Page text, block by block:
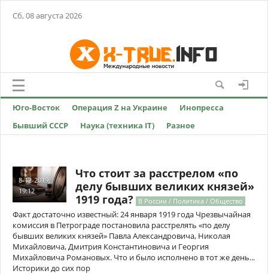
Сб, 08 августа 2026
Юго-Восток Операция Z на Украине
Инопресса
Бывший СССР
Наука (техника IT) Разное
8-12-2019,
19:12
Что стоит за расстрелом «по
делу бывших великих князей»
1919 года?
В России / Политика / Общество
Факт достаточно известный: 24 января 1919 года Чрезвычайная
комиссия в Петрограде постановила расстрелять «по делу
бывших великих князей» Павла Александровича, Николая
Михайловича, Дмитрия Константиновича и Георгия
Михайловича Романовых. Что и было исполнено в тот же день...
Историки до сих пор